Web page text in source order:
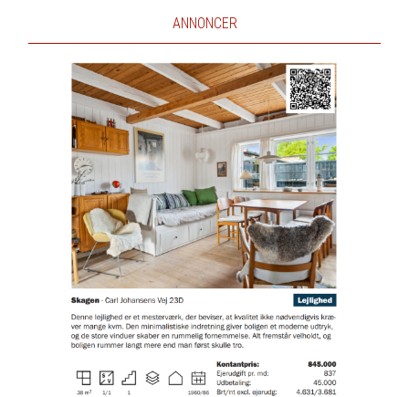
ANNONCER